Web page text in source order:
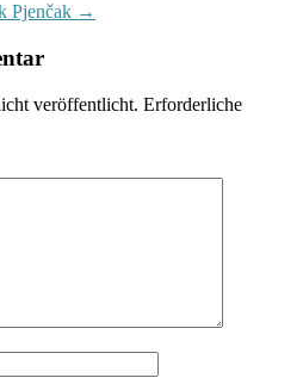
Pjenčak →
veröffentlicht. Erforderliche